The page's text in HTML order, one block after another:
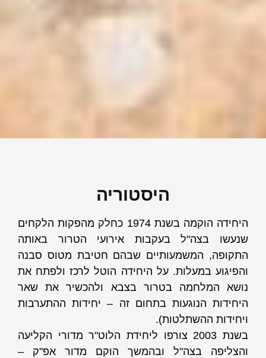
היסטוריה
היחידה הוקמה בשנת 1974 כחלק מהפקות הלקחים
שנעשו בצה"ל בעקבות אירועי הטרור באותה
התקופה, המשמעותיים שבהם חטיבת מטוס סבנה
והפיגוע במעלות. על היחידה הוטל לרכז ולפתח את
נושא המלחמה בטרור בצבא ולהכשיר את שאר
היחידות הנוגעות בתחום זה – יחידות ההתערבות
ויחידות ההשתלטות).
בשנת 2003 צורפו ליחידת הלוט"ר מדורי הקליעה
והצליפה בצה"ל ובהמשך הוקם מדור אפ"ק –